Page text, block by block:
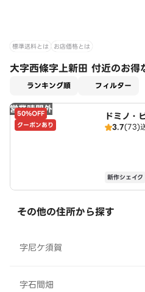
標準送料とは お店価格とは
大字西條字上新田 付近のお得
ランキング順 フィルター
営業時間外
50%OFF
クーポンあり
ドミノ
3.7(73)
新作シェイク
その他の住所から探す
字尼ケ須賀
字石間畑